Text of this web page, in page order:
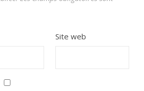
Site web